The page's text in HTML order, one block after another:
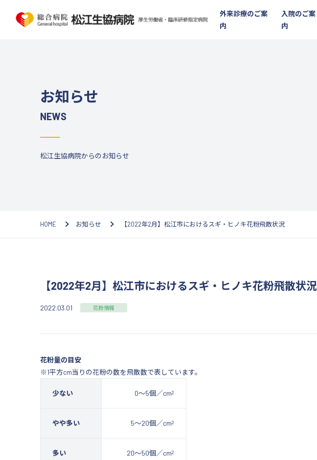
外来診療のご案
内
入院のご案
内
お知らせ
NEWS
松江生協病院からのお知らせ
HOME お知らせ 【2022年2月】松江市におけるスギ・ヒノキ花粉飛散状況
【2022年2月】松江市におけるスギ・ヒノキ花粉飛散状況
2022.03.01 花粉情報
花粉量の目安
※1平方cm当りの花粉の数を飛散数で表しています。
少ない 0～5個／cm2
やや多い 5～20個／cm2
多い 20～50個／cm2